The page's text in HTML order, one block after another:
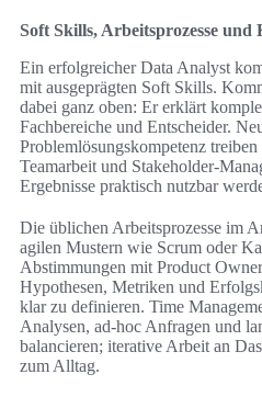
Soft Skills, Arbeitsprozesse
Ein erfolgreicher Data Analyst
mit ausgeprägten Soft Skills.
dabei ganz oben: Er erklärt
Fachbereiche und Entscheider.
Problemlösungskompetenz
Teamarbeit und
Ergebnisse praktisch nutzbar
Die üblichen Arbeitsprozesse im
agilen Mustern wie Scrum oder
Abstimmungen mit Product
Hypothesen, Metriken und
klar zu definieren. Time
Analysen, ad‑hoc Anfragen und
balancieren; iterative Arbeit an
zum Alltag.